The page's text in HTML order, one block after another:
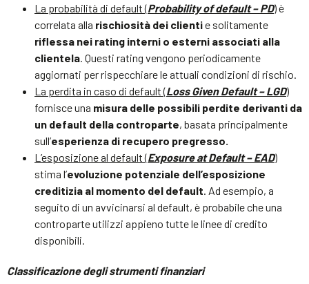
La probabilità di default (Probability of default – PD)è
correlata alla rischiosità dei clientie solitamente
riflessa nei rating interni o esterni associati alla
clientela. Questi rating vengono periodicamente
aggiornati per rispecchiare le attuali condizioni di rischio.
La perdita in caso di default (Loss Given Default – LGD)
fornisce una misura delle possibili perdite derivanti da
un default della controparte, basata principalmente
sull’esperienza di recupero pregresso.
L’esposizione al default (Exposure at Default – EAD)
stima l’evoluzione potenziale dell’esposizione
creditizia al momento del default. Ad esempio, a
seguito di un avvicinarsi al default, è probabile che una
controparte utilizzi appieno tutte le linee di credito
disponibili.
Classificazione degli strumenti finanziari